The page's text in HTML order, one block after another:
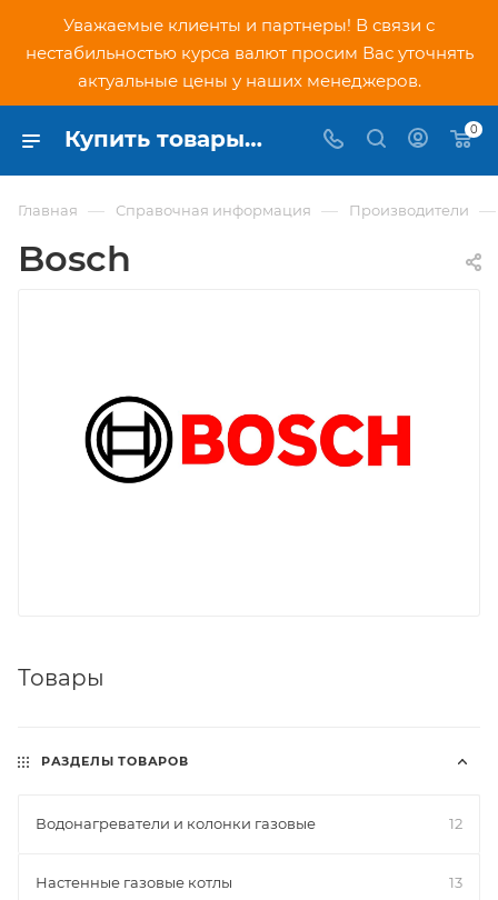
Уважаемые клиенты и партнеры! В связи с
нестабильностью курса валют просим Вас уточнять
актуальные цены у наших менеджеров.
Купить товары бренда Bosch в Москве в интернет-магазине PNDtech.ru 0
Главная — Справочная информация — Производители —
Bosch
Товары
РАЗДЕЛЫ ТОВАРОВ
Водонагреватели и колонки газовые 12
Настенные газовые котлы 13